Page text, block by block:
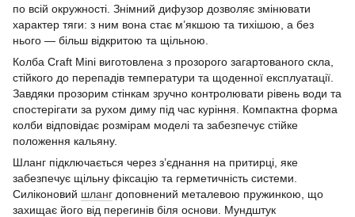
по всій окружності. Знімний дифузор дозволяє змінювати
характер тяги: з ним вона стає м’якшою та тихішою, а без
нього — більш відкритою та щільною.
Колба Craft Mini виготовлена з прозорого загартованого скла,
стійкого до перепадів температури та щоденної експлуатації.
Завдяки прозорим стінкам зручно контролювати рівень води та
спостерігати за рухом диму під час куріння. Компактна форма
колби відповідає розмірам моделі та забезпечує стійке
положення кальяну.
Шланг підключається через з’єднання на притирці, яке
забезпечує щільну фіксацію та герметичність системи.
Силіконовий шланг доповнений металевою пружинкою, що
захищає його від перегинів біля основи. Мундштук